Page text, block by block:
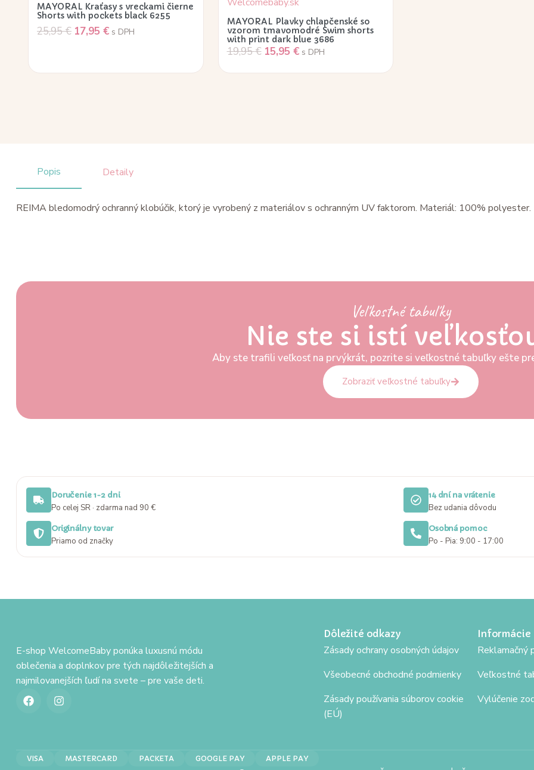
MAYORAL Kraťasy s vreckami čierne
Shorts with pockets black 6255
25,95€ 17,95 € s DPH
MAYORAL Plavky chlapčenské so
vzorom tmavomodré Swim shorts
with print dark blue 3686
19,95€ 15,95 € s DPH
Popis Detaily
REIMA bledomodrý ochranný klobúčik, ktorý je vyrobený z materiálov s ochranným UV faktorom. Materiál: 100% polyester.
Veľkostné tabuľky
Nie ste si istí
Aby ste trafili veľkosť na prvýkrát, pozrite si veľkostné tabuľky ešte
Zobraziť veľkostné tabuľky
Doručenie 1-2 dni
Po celej SR · zdarma nad 90 €
14 dní na vrátenie
Bez udania dôvodu
Originálny tovar
Priamo od značky
Osobná pomoc
Po - Pia: 9:00 - 17:00
E-shop WelcomeBaby ponúka luxusnú módu
oblečenia a doplnkov pre tých najdôležitejších a
najmilovanejších ľudí na svete – pre vaše deti.
Dôležité odkazy
Zásady ochrany osobných údajov
Všeobecné obchodné podmienky
Zásady používania súborov cookie
(EÚ)
Informácie
Reklamačný
Veľkostné
Vylúčenie
VISA MASTERCARD PACKETA GOOGLE PAY APPLE PAY